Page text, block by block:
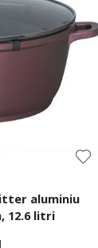
aluminiu
12.6 litri